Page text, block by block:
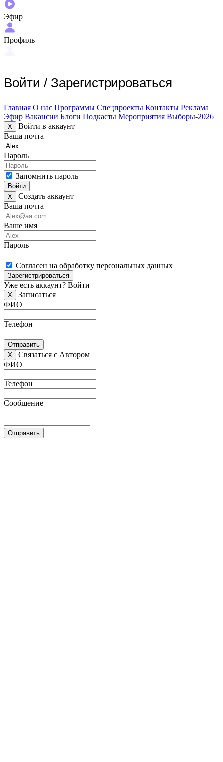
Эфир
Профиль
Войти / Зарегистрироваться
Главная О нас Программы Спецпроекты Контакты Реклама
Эфир Вакансии Блоги Подкасты Мероприятия Выборы-2026
X
Войти в аккаунт
Ваша почта
Пароль
Запомнить пароль
Войти
X
Создать аккаунт
Ваша почта
Ваше имя
Пароль
Согласен на обработку персональных данных
Зарегистрироваться
Уже есть аккаунт? Войти
X
Записаться
ФИО
Телефон
Отправить
X
Связаться с Автором
ФИО
Телефон
Сообщение
Отправить